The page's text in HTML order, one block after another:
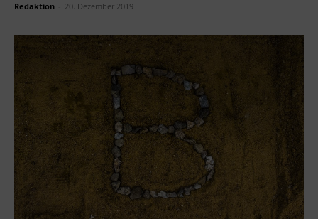
Redaktion 20. Dezember 2019